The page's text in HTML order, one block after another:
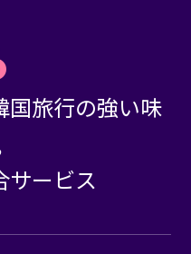
国旅行の強い味
サービス